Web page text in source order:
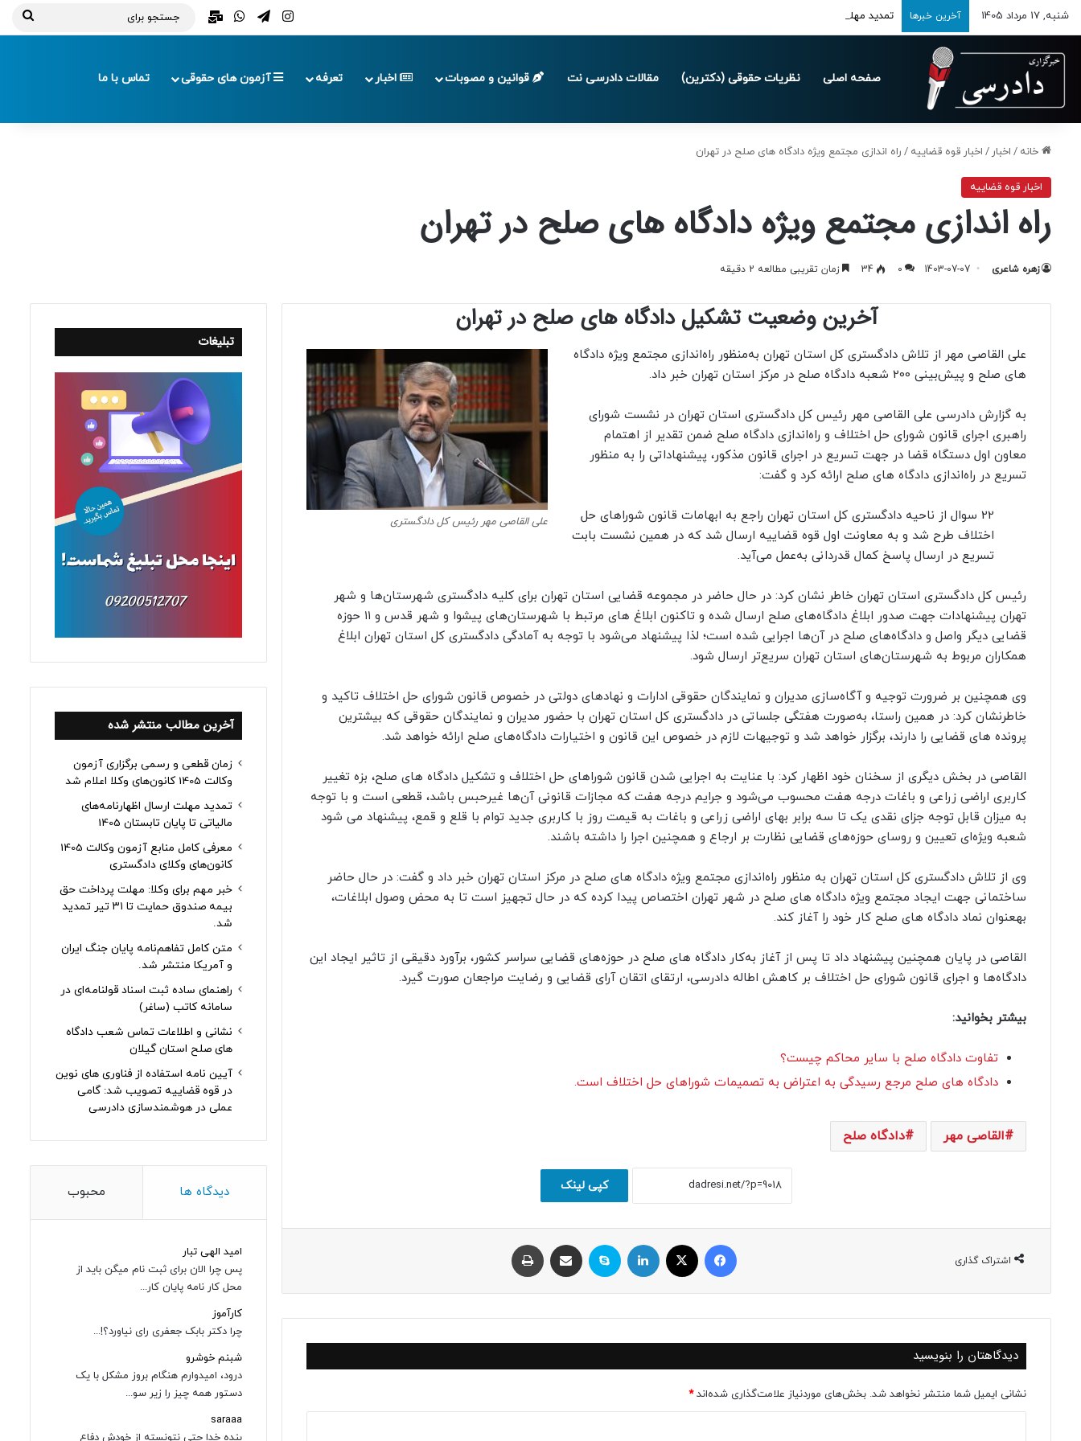
شنبه, 17 مرداد 1405 آخرین خبرها تمدید مهلت ارسال اظهارنامه‌های مالیاتی تا پایان تابستان 1405 اینستاگرام
تلگرامواتس آپ
ایمیل
صفحه اصلی نظریات حقوقی (دکترین) مقالات دادرسی نت قوانین و مصوبات اخبار تعرفه آزمون های حقوقی تماس با ما
خانه / اخبار / اخبار قوه قضاییه / راه اندازی مجتمع ویژه دادگاه های صلح در تهران
اخبار قوه قضاییه
راه اندازی مجتمع ویژه دادگاه های صلح در تهران
زهره شاعری 1403-07-07
0
34 زمان تقریبی مطالعه 2 دقیقه
آخرین وضعیت تشکیل دادگاه های صلح در تهران
علی القاصی مهر رئیس کل دادگستری
علی القاصی مهر از تلاش دادگستری کل استان تهران به‌منظور راه‌اندازی مجتمع ویژه دادگاه
های صلح و پیش‌بینی 200 شعبه دادگاه صلح در مرکز استان تهران خبر داد.
به گزارش دادرسی علی القاصی مهر رئیس کل دادگستری استان تهران در نشست شورای
راهبری اجرای قانون شورای حل اختلاف و راه‌اندازی دادگاه صلح ضمن تقدیر از اهتمام
معاون اول دستگاه قضا در جهت تسریع در اجرای قانون مذکور، پیشنهاداتی را به منظور
تسریع در راه‌اندازی دادگاه های صلح ارائه کرد و گفت:
22 سوال از ناحیه دادگستری کل استان تهران راجع به ابهامات قانون شوراهای حل
اختلاف طرح شد و به معاونت اول قوه قضاییه ارسال شد که در همین نشست بابت
تسریع در ارسال پاسخ کمال قدردانی به‌عمل می‌آید.
رئیس کل دادگستری استان تهران خاطر نشان کرد: در حال حاضر در مجموعه قضایی استان تهران برای کلیه دادگستری شهرستان‌ها و شهر
تهران پیشنهادات جهت صدور ابلاغ دادگاه‌های صلح ارسال شده و تاکنون ابلاغ های مرتبط با شهرستان‌های پیشوا و شهر قدس و ۱۱ حوزه
قضایی دیگر واصل و دادگاه‌های صلح در آن‌ها اجرایی شده است؛ لذا پیشنهاد می‌شود با توجه به آمادگی دادگستری کل استان تهران ابلاغ
همکاران مربوط به شهرستان‌های استان تهران سریع‌تر ارسال شود.
وی همچنین بر ضرورت توجیه و آگاه‌سازی مدیران و نمایندگان حقوقی ادارات و نهادهای دولتی در خصوص قانون شورای حل اختلاف تاکید و
خاطرنشان کرد: در همین راستا، به‌صورت هفتگی جلساتی در دادگستری کل استان تهران با حضور مدیران و نمایندگان حقوقی که بیشترین
پرونده های قضایی را دارند، برگزار خواهد شد و توجیهات لازم در خصوص این قانون و اختیارات دادگاه‌های صلح ارائه خواهد شد.
القاصی در بخش دیگری از سخنان خود اظهار کرد: با عنایت به اجرایی شدن قانون شوراهای حل اختلاف و تشکیل دادگاه های صلح، بزه تغییر
کاربری اراضی زراعی و باغات درجه هفت محسوب می‌شود و جرایم درجه هفت که مجازات قانونی آن‌ها غیرحبس باشد، قطعی است و با توجه
به میزان قابل توجه جزای نقدی یک تا سه برابر بهای اراضی زراعی و باغات به قیمت روز با کاربری جدید توام با قلع و قمع، پیشنهاد می شود
شعبه ویژه‌ای تعیین و روسای حوزه‌های قضایی نظارت بر ارجاع و همچنین اجرا را داشته باشند.
وی از تلاش دادگستری کل استان تهران به منظور راه‌اندازی مجتمع ویژه دادگاه های صلح در مرکز استان تهران خبر داد و گفت: در حال حاضر
ساختمانی جهت ایجاد مجتمع ویژه دادگاه های صلح در شهر تهران اختصاص پیدا کرده که در حال تجهیز است تا به محض وصول ابلاغات،
بهعنوان نماد دادگاه های صلح کار خود را آغاز کند.
القاصی در پایان همچنین پیشنهاد داد تا پس از آغاز به‌کار دادگاه های صلح در حوزه‌های قضایی سراسر کشور، برآورد دقیقی از تاثیر ایجاد این
دادگاه‌ها و اجرای قانون شورای حل اختلاف بر کاهش اطاله دادرسی، ارتقای اتقان آرای قضایی و رضایت مراجعان صورت گیرد.
بیشتر بخوانید:
تفاوت دادگاه صلح با سایر محاکم چیست؟
دادگاه های صلح مرجع رسیدگی به اعتراض به تصمیمات شوراهای حل اختلاف است.
القاصی مهر دادگاه صلح
کپی لینک
اشتراک گذاری
فیسبوک ایکس لینکداین اسکایپ اشتراک با ایمیل
دیدگاهتان را بنویسید
نشانی ایمیل شما منتشر نخواهد شد. بخش‌های موردنیاز علامت‌گذاری شده‌اند*
تبلیغات
آخرین مطالب منتشر شده
زمان قطعی و رسمی برگزاری آزمون
وکالت 1405 کانون‌های وکلا اعلام شد
تمدید مهلت ارسال اظهارنامه‌های
مالیاتی تا پایان تابستان 1405
معرفی کامل منابع آزمون وکالت 1405
کانون‌های وکلای دادگستری
خبر مهم برای وکلا: مهلت پرداخت حق
بیمه صندوق حمایت تا ۳۱ تیر تمدید
شد.
متن کامل تفاهم‌نامه پایان جنگ ایران
و آمریکا منتشر شد.
راهنمای ساده ثبت اسناد قولنامه‌ای در
سامانه کاتب (ساغر)
نشانی و اطلاعات تماس شعب دادگاه
های صلح استان گیلان
آیین نامه استفاده از فناوری های نوین
در قوه قضاییه تصویب شد: گامی
عملی در هوشمندسازی دادرسی
دیدگاه ها محبوب
امید الهی تبار
پس چرا الان برای ثبت نام میگن باید از
محل کار نامه پایان کار...
کارآموز
چرا دکتر بابک جعفری رای نیاورد؟!...
شبنم خوشرو
درود، امیدوارم هنگام بروز مشکل با یک
دستور همه چیز را زیر سو...
saraaa
بنده خدا حتی نتونسته از خودش دفاع